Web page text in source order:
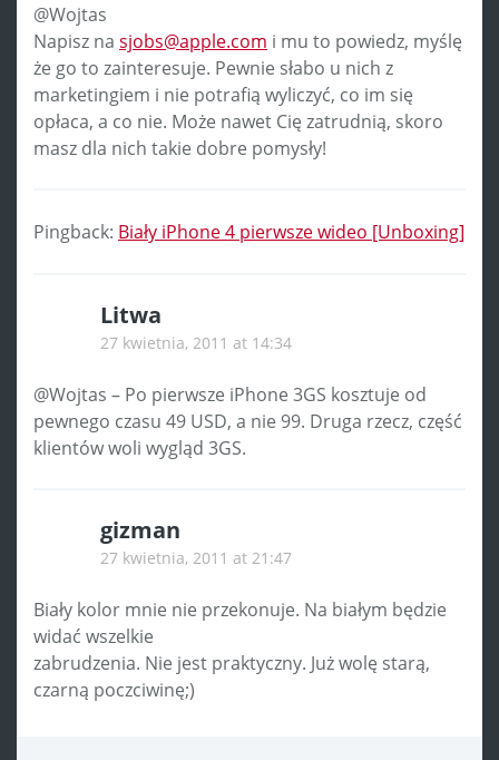
@Wojtas
Napisz na sjobs@apple.com i mu to powiedz, myślę
że go to zainteresuje. Pewnie słabo u nich z
marketingiem i nie potrafią wyliczyć, co im się
opłaca, a co nie. Może nawet Cię zatrudnią, skoro
masz dla nich takie dobre pomysły!
Pingback: Biały iPhone 4 pierwsze wideo [Unboxing]
Litwa
27 kwietnia, 2011 at 14:34
@Wojtas – Po pierwsze iPhone 3GS kosztuje od
pewnego czasu 49 USD, a nie 99. Druga rzecz, część
klientów woli wygląd 3GS.
gizman
27 kwietnia, 2011 at 21:47
Biały kolor mnie nie przekonuje. Na białym będzie
widać wszelkie
zabrudzenia. Nie jest praktyczny. Już wolę starą,
czarną poczciwinę;)